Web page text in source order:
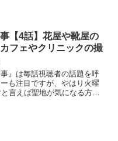
【4話】花屋や靴屋の
フェやクリニックの撮
事』は毎話視聴者の話題を呼
も注目ですが、やはり火曜
言えば聖地が気になる方も